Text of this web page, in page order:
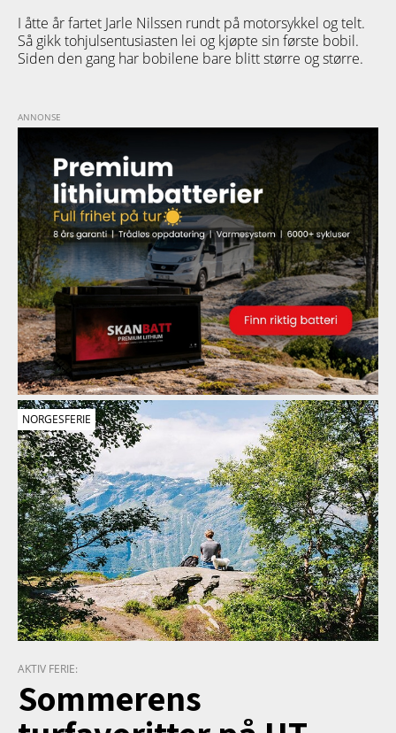
I åtte år fartet Jarle Nilssen rundt på motorsykkel og telt.
Så gikk tohjulsentusiasten lei og kjøpte sin første bobil.
Siden den gang har bobilene bare blitt større og større.
NORGESFERIE
AKTIV FERIE:
Sommerens